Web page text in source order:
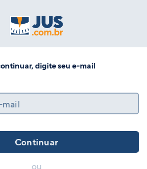
digite seu e-mail
mail
Continuar
ou